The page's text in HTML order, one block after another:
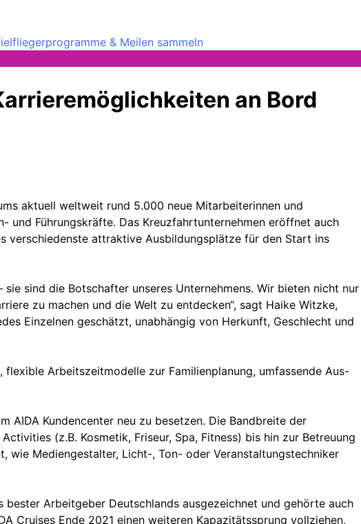
& Meilen sammeln
an Bord
aktuell weltweit rund 5.000 neue Mitarbeiterinnen und
Führungskräfte. Das Kreuzfahrtunternehmen eröffnet auch
verschiedenste attraktive Ausbildungsplätze für den Start ins
sind die Botschafter unseres Unternehmens. Wir bieten nicht nur
zu machen und die Welt zu entdecken“, sagt Haike Witzke,
Einzelnen geschätzt, unabhängig von Herkunft, Geschlecht und
Arbeitszeitmodelle zur Familienplanung, umfassende Aus-
AIDA Kundencenter neu zu besetzen. Die Bandbreite der
(z.B. Kosmetik, Friseur, Spa, Fitness) bis hin zur Betreuung
wie Mediengestalter, Licht-, Ton- oder Veranstaltungstechniker
Arbeitgeber Deutschlands ausgezeichnet und gehörte auch
Cruises Ende 2021 einen weiteren Kapazitätssprung vollziehen,